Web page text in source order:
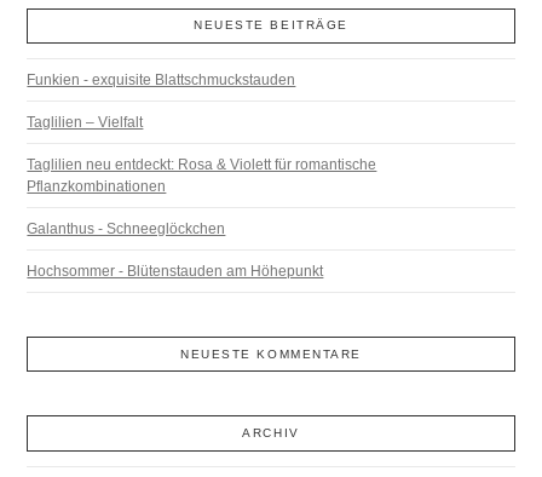
NEUESTE BEITRÄGE
Funkien - exquisite Blattschmuckstauden
Taglilien – Vielfalt
Taglilien neu entdeckt: Rosa & Violett für romantische
Pflanzkombinationen
Galanthus - Schneeglöckchen
Hochsommer - Blütenstauden am Höhepunkt
NEUESTE KOMMENTARE
ARCHIV